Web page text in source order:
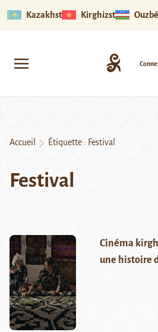
Kazakhstan Kirghizstan
Accueil Étiquette : Festival
Festival
Cinéma
une histoire